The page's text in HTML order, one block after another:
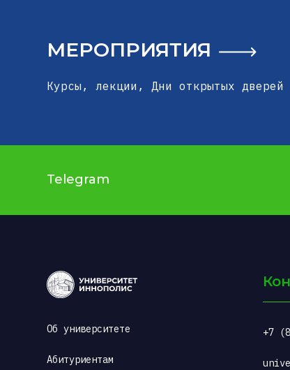
МЕРОПРИЯТИЯ
Курсы, лекции, Дни открытых дверей
Telegram
Об университете
Абитуриентам
+7